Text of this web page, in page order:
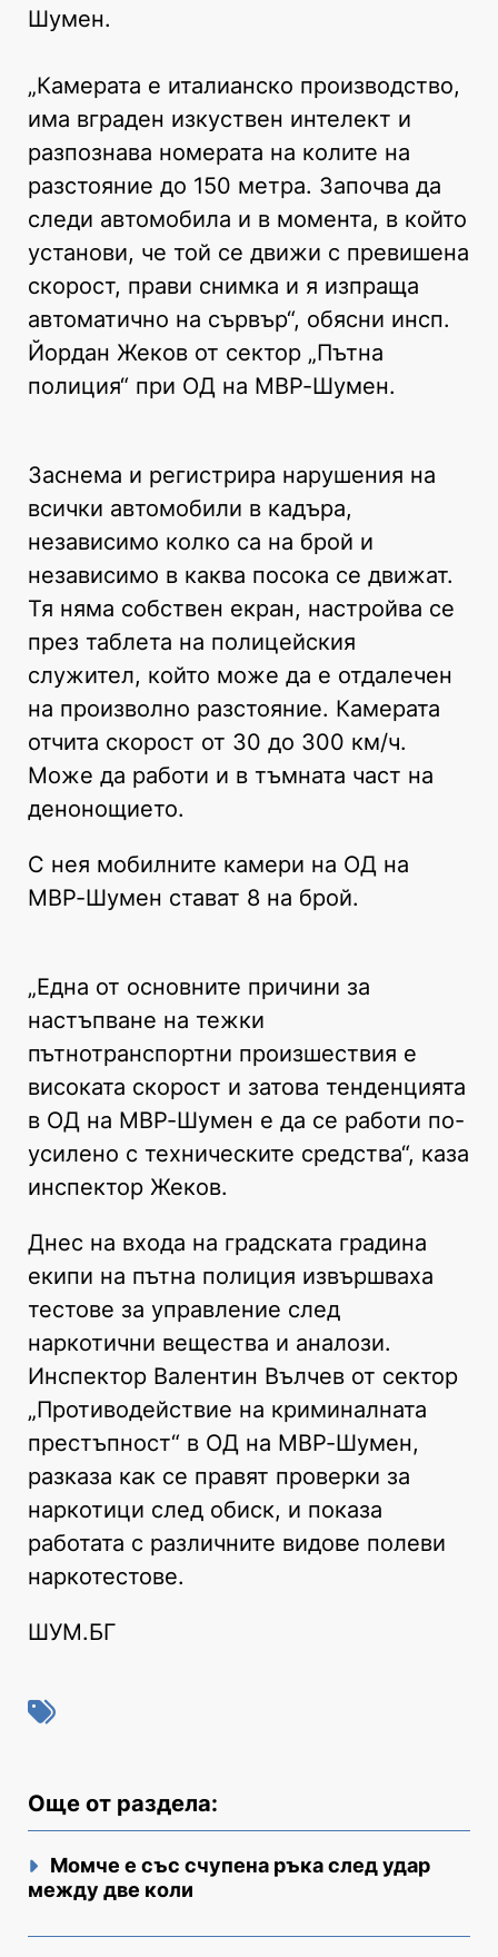
Шумен.
„Камерата е италианско производство,
има вграден изкуствен интелект и
разпознава номерата на колите на
разстояние до 150 метра. Започва да
следи автомобила и в момента, в който
установи, че той се движи с превишена
скорост, прави снимка и я изпраща
автоматично на сървър“, обясни инсп.
Йордан Жеков от сектор „Пътна
полиция“ при ОД на МВР-Шумен.
Заснема и регистрира нарушения на
всички автомобили в кадъра,
независимо колко са на брой и
независимо в каква посока се движат.
Тя няма собствен екран, настройва се
през таблета на полицейския
служител, който може да е отдалечен
на произволно разстояние. Камерата
отчита скорост от 30 до 300 км/ч.
Може да работи и в тъмната част на
денонощието.
С нея мобилните камери на ОД на
МВР-Шумен стават 8 на брой.
„Една от основните причини за
настъпване на тежки
пътнотранспортни произшествия е
високата скорост и затова тенденцията
в ОД на МВР-Шумен е да се работи по-
усилено с техническите средства“, каза
инспектор Жеков.
Днес на входа на градската градина
екипи на пътна полиция извършваха
тестове за управление след
наркотични вещества и аналози.
Инспектор Валентин Вълчев от сектор
„Противодействие на криминалната
престъпност“ в ОД на МВР-Шумен,
разказа как се правят проверки за
наркотици след обиск, и показа
работата с различните видове полеви
наркотестове.
ШУМ.БГ
Още от раздела:
Момче е със счупена ръка след удар
между две коли